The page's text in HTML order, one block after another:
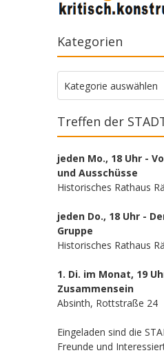
Kategorien
Kategorien
Kategorie auswählen
Treffen der
jeden Mo., 18 Uhr -
und Ausschüsse
Historisches Rathaus
jeden Do., 18 Uhr -
Gruppe
Historisches Rathaus
1. Di. im Monat, 19
Zusammensein
Absinth, Rottstraße 24
Eingeladen sind die
Freunde und